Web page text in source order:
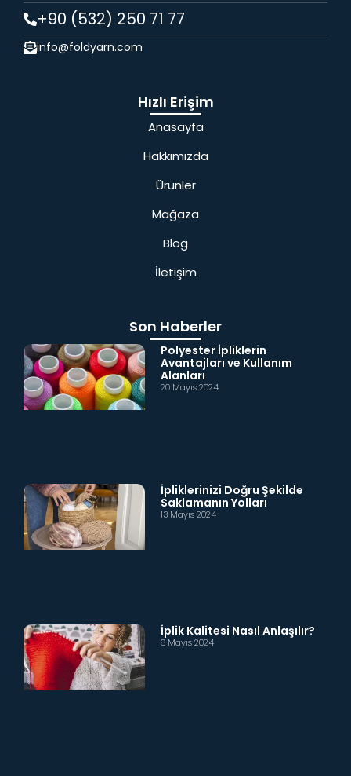
+90 (532) 250 71 77
info@foldyarn.com
Hızlı Erişim
Anasayfa
Hakkımızda
Ürünler
Mağaza
Blog
İletişim
Son Haberler
Polyester İpliklerin
Avantajları ve Kullanım
Alanları
20 Mayıs 2024
İpliklerinizi Doğru Şekilde
Saklamanın Yolları
13 Mayıs 2024
İplik Kalitesi Nasıl Anlaşılır?
6 Mayıs 2024